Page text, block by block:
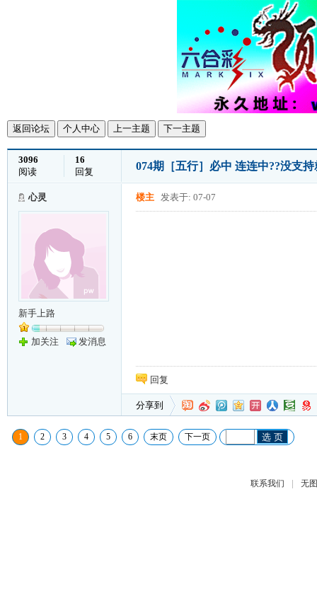
返回论坛 个人中心 上一主题 下一主题
3096
阅读
16
回复
074期［五行］必中 连连中??没支
心灵
新手上路
加关注 发消息
楼主 发表于: 07-07
回复
分享到
1 2 3 4 5 6 末页 下一页 选 页
联系我们 | 无